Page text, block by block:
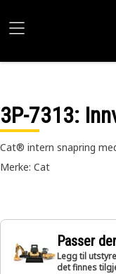
3P-7313:
Cat® intern snapring
Merke: Cat
Passer
Legg til
det finnes